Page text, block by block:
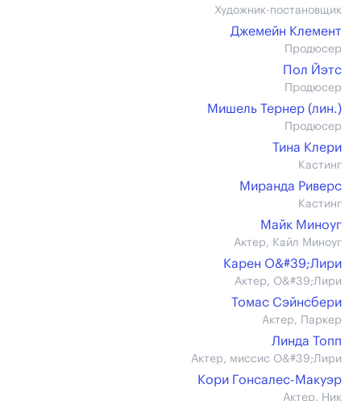
Художник-постановщик
Джемейн Клемент
Продюсер
Пол Йэтс
Продюсер
Мишель Тернер (лин.)
Продюсер
Тина Клери
Кастинг
Миранда Риверс
Кастинг
Майк Миноуг
Актер, Кайл Миноуг
Карен О&#39;Лири
Актер, О&#39;Лири
Томас Сэйнсбери
Актер, Паркер
Линда Топп
Актер, миссис О&#39;Лири
Кори Гонсалес-Макуэр
Актер, Ник